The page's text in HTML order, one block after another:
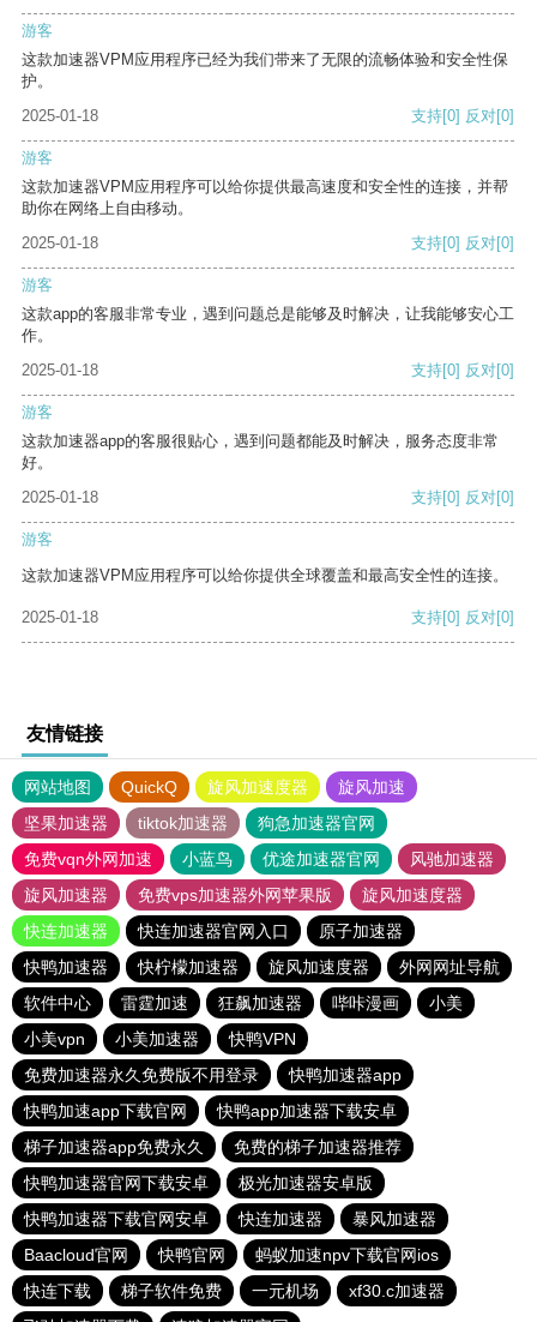
游客
这款加速器VPM应用程序已经为我们带来了无限的流畅体验和安全性保
护。
2025-01-18
支持[0] 反对[0]
游客
这款加速器VPM应用程序可以给你提供最高速度和安全性的连接，并帮
助你在网络上自由移动。
2025-01-18
支持[0] 反对[0]
游客
这款app的客服非常专业，遇到问题总是能够及时解决，让我能够安心工
作。
2025-01-18
支持[0] 反对[0]
游客
这款加速器app的客服很贴心，遇到问题都能及时解决，服务态度非常
好。
2025-01-18
支持[0] 反对[0]
游客
这款加速器VPM应用程序可以给你提供全球覆盖和最高安全性的连接。
2025-01-18 支持[0] 反对[0]
友情链接
网站地图 QuickQ 旋风加速度器
旋风加速
坚果加速器
tiktok加速器
狗急加速器官网
免费vqn外网加速
小蓝鸟 优途加速器官网
风驰加速器
旋风加速器
免费vps加速器外网苹果版
旋风加速度器
快连加速器
快连加速器官网入口
原子加速器
快鸭加速器
快柠檬加速器 旋风加速度器
外网网址导航
软件中心
雷霆加速 狂飙加速器 哔咔漫画
小美
小美vpn
小美加速器
快鸭VPN
免费加速器永久免费版不用登录
快鸭加速器app
快鸭加速app下载官网
快鸭app加速器下载安卓
梯子加速器app免费永久
免费的梯子加速器推荐
快鸭加速器官网下载安卓
极光加速器安卓版
快鸭加速器下载官网安卓
快连加速器
暴风加速器
Baacloud官网
快鸭官网
蚂蚁加速npv下载官网ios
快连下载
梯子软件免费 一元机场
xf30.c加速器